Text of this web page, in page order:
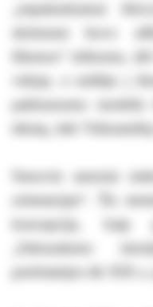
„nepakankamai
skirtumai buvo
šilumos“ trūkumu,
viduje, o neišėjo į
paklusnumo
tekstų, tiek
Senovės autoriai
orientacijas“. Šis
koncepcija, kaip
„Seksualumo
psichiatrijos tik XIX a.